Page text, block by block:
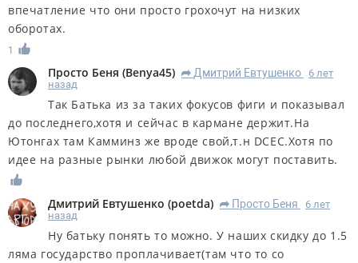
впечатление что они просто грохочут на низких
оборотах.
1
Просто Беня (Benya45) R Дмитрий Евтушенко
6 лет
назад
Так Батька из за таких фокусов фиги и показывал
до последнего,хотя и сейчас в кармане держит.На
Ютонгах там Камминз же вроде свой,т.н DCEC.Хотя по
идее на разные рынки любой движок могут поставить.
Дмитрий Евтушенко (poetda) R Просто Беня
6 лет
назад
Ну батьку понять то можно. У наших скидку до 1.5
ляма государство проплачивает(там что то со